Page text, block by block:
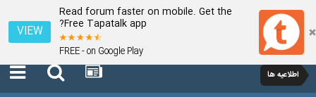
Read forum faster on mobile. Get the
Free Tapatalk app?
FREE - on Google Play
VIEW
اطلاعیه ها